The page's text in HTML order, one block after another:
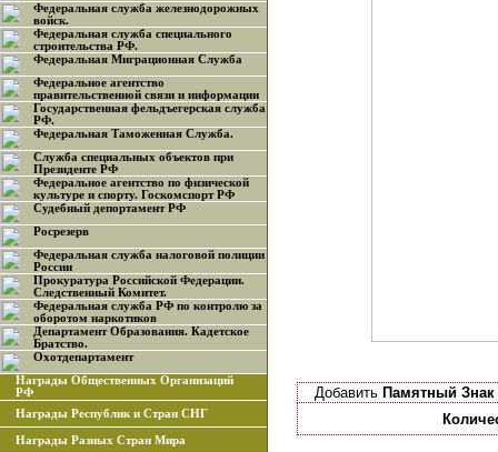
Федеральная служба железнодорожных
войск.
Федеральная служба специального
строительства РФ.
Федеральная Миграционная Служба
Федеральное агентство
правительственной связи и информации
Государственная фельдъегерская служба
РФ.
Федеральная Таможенная Служба.
Служба специальных объектов при
Президенте РФ
Федеральное агентство по физической
культуре и спорту. Госкомспорт РФ
Судебный депортамент РФ
Росрезерв
Федеральная служба налоговой полиции
России
Прокуратура Российской Федерации.
Следственный Комитет.
Федеральная служба РФ по контролю за
оборотом наркотиков
Департамент Образования. Кадетское
Братство.
Охотдепартамент
Награды Общественных Организаций
РФ
Награды Республик и Стран СНГ
Награды Разных Стран Мира
Добавить Памятный